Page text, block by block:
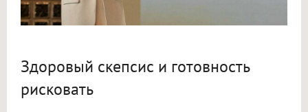
Здоровый скепсис и готовность
рисковать